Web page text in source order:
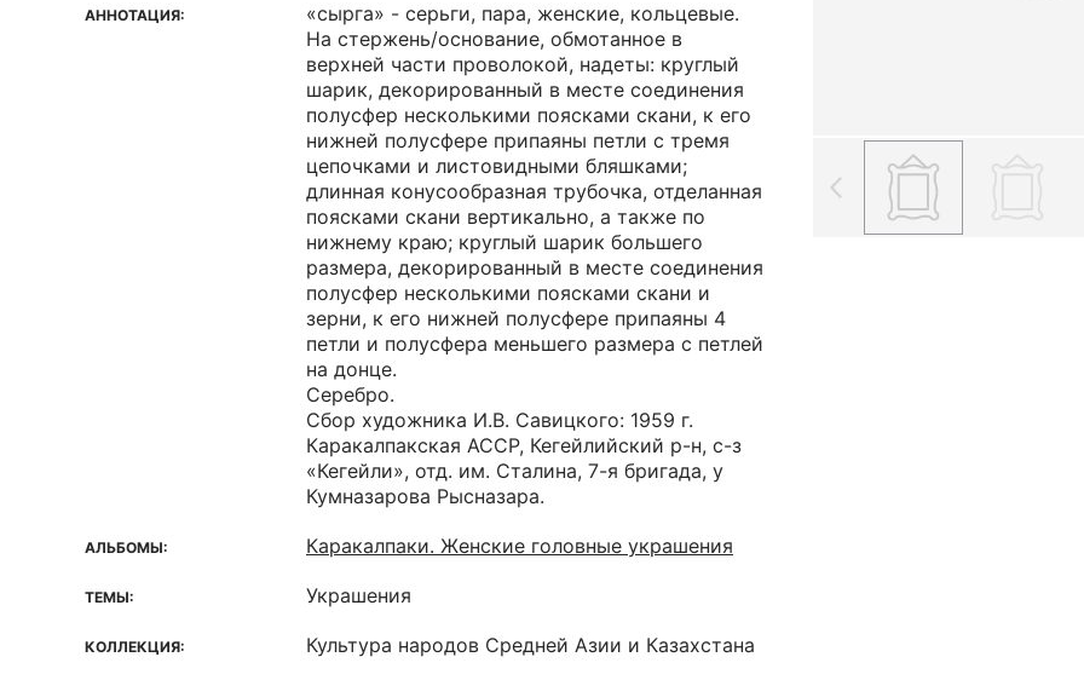
АННОТАЦИЯ:
«сырга» - серьги, пара, женские, кольцевые.
На стержень/основание, обмотанное в
верхней части проволокой, надеты: круглый
шарик, декорированный в месте соединения
полусфер несколькими поясками скани, к его
нижней полусфере припаяны петли с тремя
цепочками и листовидными бляшками;
длинная конусообразная трубочка, отделанная
поясками скани вертикально, а также по
нижнему краю; круглый шарик большего
размера, декорированный в месте соединения
полусфер несколькими поясками скани и
зерни, к его нижней полусфере припаяны 4
петли и полусфера меньшего размера с петлей
на донце.
Серебро.
Сбор художника И.В. Савицкого: 1959 г.
Каракалпакская АССР, Кегейлийский р-н, с-з
«Кегейли», отд. им. Сталина, 7-я бригада, у
Кумназарова Рысназара.
АЛЬБОМЫ: Каракалпаки. Женские головные украшения
ТЕМЫ: Украшения
КОЛЛЕКЦИЯ: Культура народов Средней Азии и Казахстана